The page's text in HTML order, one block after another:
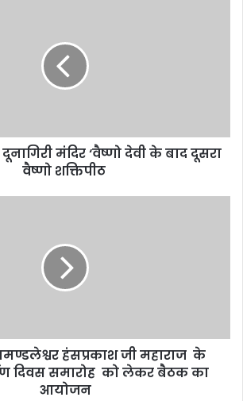
मंदिर ‘वैष्णो देवी के बाद दूसरा
वैष्णो शक्तिपीठ
हंसप्रकाश जी महाराज के
दिवस समारोह को लेकर बैठक का
आयोजन